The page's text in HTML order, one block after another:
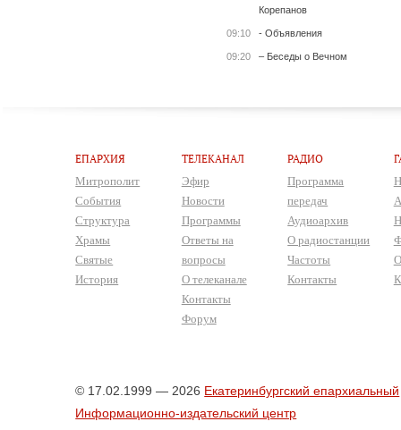
Корепанов
09:10 - Объявления
09:20 – Беседы о Вечном
ЕПАРХИЯ
Митрополит
События
Структура
Храмы
Святые
История
ТЕЛЕКАНАЛ
Эфир
Новости
Программы
Ответы на
вопросы
О телеканале
Контакты
Форум
РАДИО
Программа
передач
Аудиоархив
О радиостанции
Частоты
Контакты
© 17.02.1999 — 2026 Екатеринбургский епархиальный
Информационно-издательский центр